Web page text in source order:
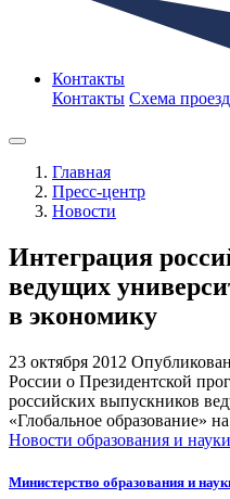
Контакты
Контакты Схема
Главная
Пресс-центр
Новости
Интеграция
ведущих
в экономику
23 октября 2012 Опубликован
России о Президентской
российских выпускников
«Глобальное образование»
Новости образования и науки
Министерство образования и